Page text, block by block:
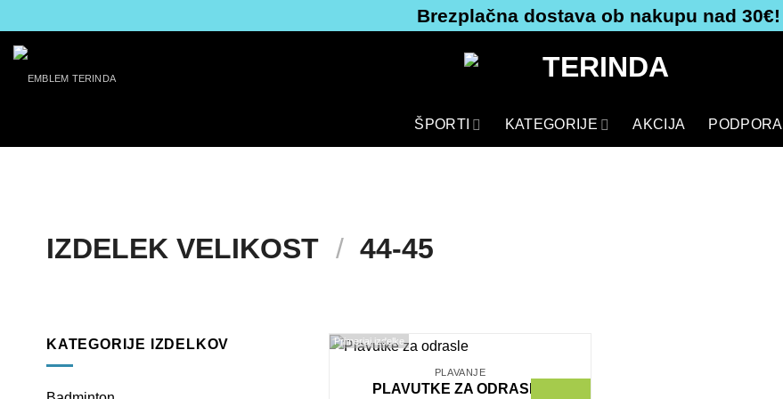
na
vsebino
Brezplačna dostava ob nakupu nad 30€!
ŠPORTI KATEGORIJE AKCIJA PODPORA
IZDELEK VELIKOST / 44-45
KATEGORIJE IZDELKOV
PLAVANJE
PLAVUTKE ZA ODRASLE
Primerjaj izdelke